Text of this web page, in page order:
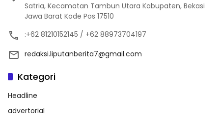
Satria, Kecamatan Tambun Utara Kabupaten, Bekasi
Jawa Barat Kode Pos 17510
:+62 81210152145 / +62 88973704197
redaksi.liputanberita7@gmail.com
Kategori
Headline
advertorial